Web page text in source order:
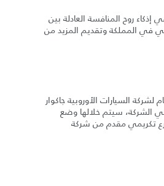
روح المنافسة العادلة بين
في المملكة وتقديم المزيد من
السيارات الأوروبية جاكوار
الشركة، سيتم خلالها وضع
تكريمي مقدم من شركة